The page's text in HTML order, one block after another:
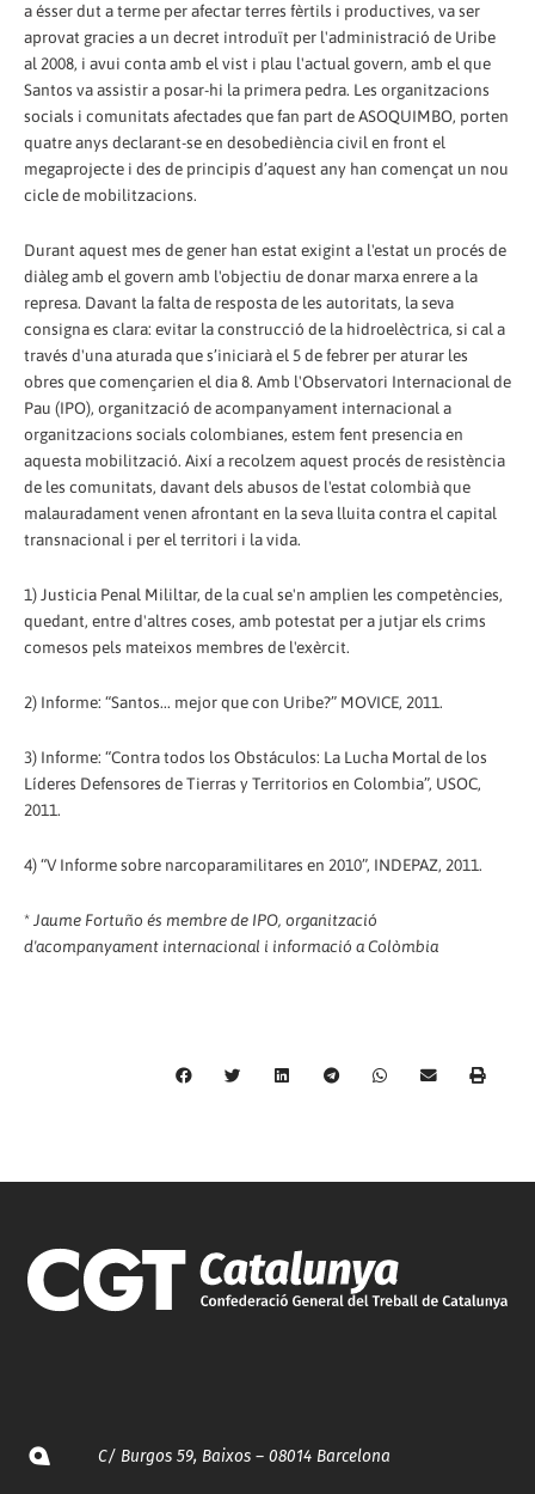
a ésser dut a terme per afectar terres fèrtils i productives, va ser
aprovat gracies a un decret introduït per l'administració de Uribe
al 2008, i avui conta amb el vist i plau l'actual govern, amb el que
Santos va assistir a posar-hi la primera pedra. Les organitzacions
socials i comunitats afectades que fan part de ASOQUIMBO, porten
quatre anys declarant-se en desobediència civil en front el
megaprojecte i des de principis d’aquest any han començat un nou
cicle de mobilitzacions.
Durant aquest mes de gener han estat exigint a l'estat un procés de
diàleg amb el govern amb l'objectiu de donar marxa enrere a la
represa. Davant la falta de resposta de les autoritats, la seva
consigna es clara: evitar la construcció de la hidroelèctrica, si cal a
través d'una aturada que s’iniciarà el 5 de febrer per aturar les
obres que començarien el dia 8. Amb l'Observatori Internacional de
Pau (IPO), organització de acompanyament internacional a
organitzacions socials colombianes, estem fent presencia en
aquesta mobilització. Així a recolzem aquest procés de resistència
de les comunitats, davant dels abusos de l'estat colombià que
malauradament venen afrontant en la seva lluita contra el capital
transnacional i per el territori i la vida.
1) Justicia Penal Mililtar, de la cual se'n amplien les competències,
quedant, entre d'altres coses, amb potestat per a jutjar els crims
comesos pels mateixos membres de l'exèrcit.
2) Informe: “Santos... mejor que con Uribe?” MOVICE, 2011.
3) Informe: “Contra todos los Obstáculos: La Lucha Mortal de los
Líderes Defensores de Tierras y Territorios en Colombia”, USOC,
2011.
4) “V Informe sobre narcoparamilitares en 2010”, INDEPAZ, 2011.
* Jaume Fortuño és membre de IPO, organització
d'acompanyament internacional i informació a Colòmbia
C/ Burgos 59, Baixos – 08014 Barcelona